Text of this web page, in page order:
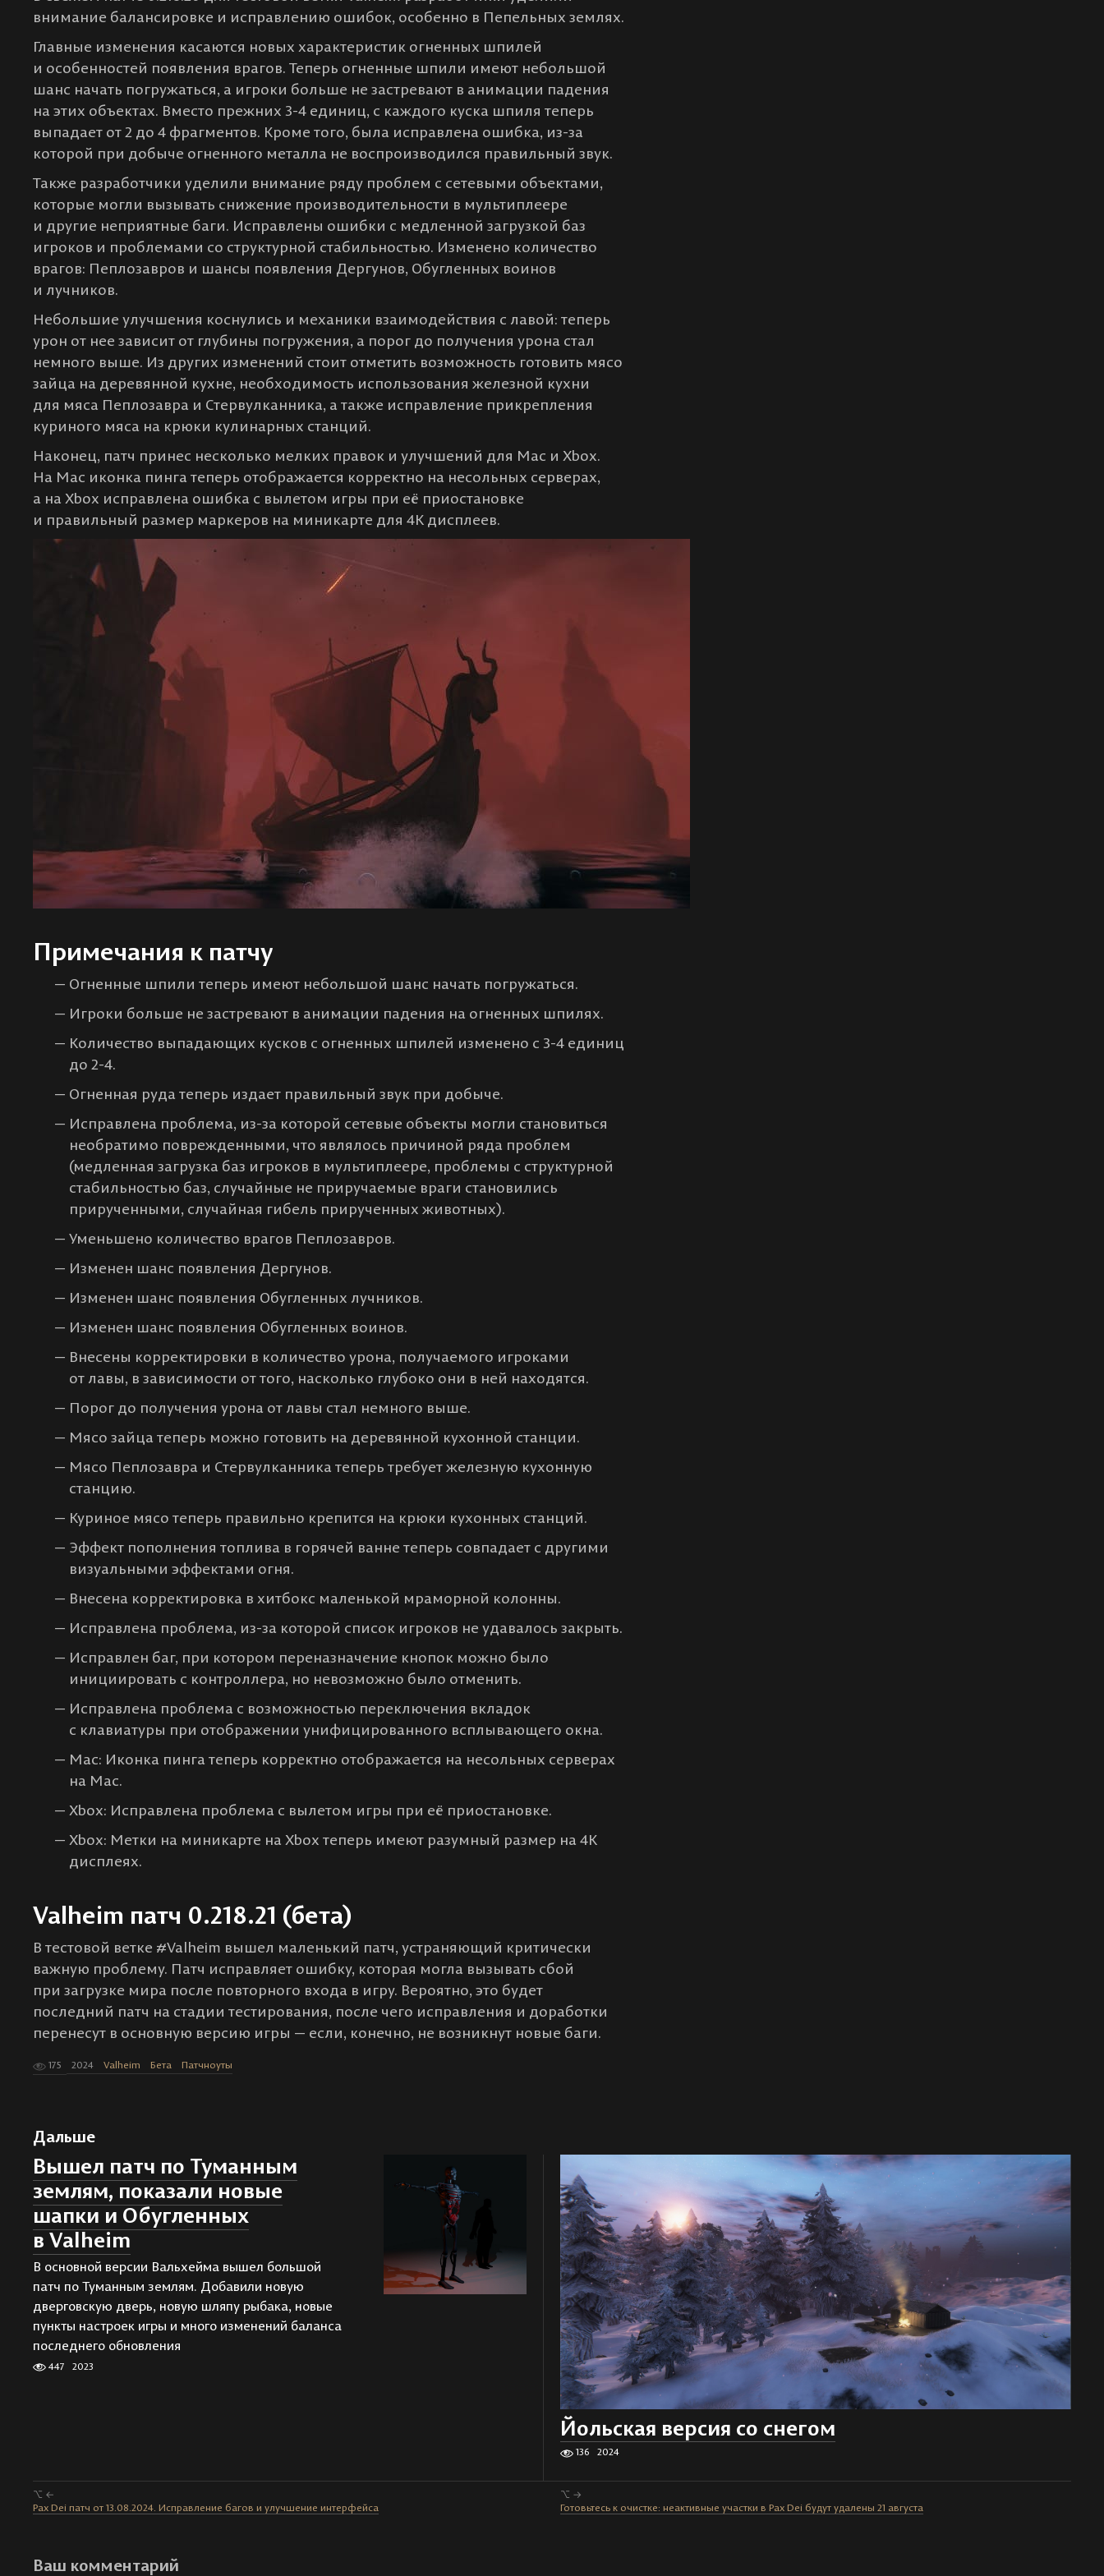
внимание балансировке и исправлению ошибок, особенно в Пепельных землях.
Главные изменения касаются новых характеристик огненных шпилей
и особенностей появления врагов. Теперь огненные шпили имеют небольшой
шанс начать погружаться, а игроки больше не застревают в анимации падения
на этих объектах. Вместо прежних 3-4 единиц, с каждого куска шпиля теперь
выпадает от 2 до 4 фрагментов. Кроме того, была исправлена ошибка, из-за
которой при добыче огненного металла не воспроизводился правильный звук.
Также разработчики уделили внимание ряду проблем с сетевыми объектами,
которые могли вызывать снижение производительности в мультиплеере
и другие неприятные баги. Исправлены ошибки с медленной загрузкой баз
игроков и проблемами со структурной стабильностью. Изменено количество
врагов: Пеплозавров и шансы появления Дергунов, Обугленных воинов
и лучников.
Небольшие улучшения коснулись и механики взаимодействия с лавой: теперь
урон от нее зависит от глубины погружения, а порог до получения урона стал
немного выше. Из других изменений стоит отметить возможность готовить мясо
зайца на деревянной кухне, необходимость использования железной кухни
для мяса Пеплозавра и Стервулканника, а также исправление прикрепления
куриного мяса на крюки кулинарных станций.
Наконец, патч принес несколько мелких правок и улучшений для Mac и Xbox.
На Mac иконка пинга теперь отображается корректно на несольных серверах,
а на Xbox исправлена ошибка с вылетом игры при её приостановке
и правильный размер маркеров на миникарте для 4K дисплеев.
Примечания к патчу
Огненные шпили теперь имеют небольшой шанс начать погружаться.
Игроки больше не застревают в анимации падения на огненных шпилях.
Количество выпадающих кусков с огненных шпилей изменено с 3-4 единиц
до 2-4.
Огненная руда теперь издает правильный звук при добыче.
Исправлена проблема, из-за которой сетевые объекты могли становиться
необратимо поврежденными, что являлось причиной ряда проблем
(медленная загрузка баз игроков в мультиплеере, проблемы с структурной
стабильностью баз, случайные не приручаемые враги становились
прирученными, случайная гибель прирученных животных).
Уменьшено количество врагов Пеплозавров.
Изменен шанс появления Дергунов.
Изменен шанс появления Обугленных лучников.
Изменен шанс появления Обугленных воинов.
Внесены корректировки в количество урона, получаемого игроками
от лавы, в зависимости от того, насколько глубоко они в ней находятся.
Порог до получения урона от лавы стал немного выше.
Мясо зайца теперь можно готовить на деревянной кухонной станции.
Мясо Пеплозавра и Стервулканника теперь требует железную кухонную
станцию.
Куриное мясо теперь правильно крепится на крюки кухонных станций.
Эффект пополнения топлива в горячей ванне теперь совпадает с другими
визуальными эффектами огня.
Внесена корректировка в хитбокс маленькой мраморной колонны.
Исправлена проблема, из-за которой список игроков не удавалось закрыть.
Исправлен баг, при котором переназначение кнопок можно было
инициировать с контроллера, но невозможно было отменить.
Исправлена проблема с возможностью переключения вкладок
с клавиатуры при отображении унифицированного всплывающего окна.
Mac: Иконка пинга теперь корректно отображается на несольных серверах
на Mac.
Xbox: Исправлена проблема с вылетом игры при её приостановке.
Xbox: Метки на миникарте на Xbox теперь имеют разумный размер на 4K
дисплеях.
Valheim патч 0.218.21 (бета)
В тестовой ветке #Valheim вышел маленький патч, устраняющий критически
важную проблему. Патч исправляет ошибку, которая могла вызывать сбой
при загрузке мира после повторного входа в игру. Вероятно, это будет
последний патч на стадии тестирования, после чего исправления и доработки
перенесут в основную версию игры — если, конечно, не возникнут новые баги.
175 2024 Valheim Бета Патчноуты
Дальше
Вышел патч по Туманным
землям, показали новые
шапки и Обугленных
в Valheim
В основной версии Вальхейма вышел большой
патч по Туманным землям. Добавили новую
дверговскую дверь, новую шляпу рыбака, новые
пункты настроек игры и много изменений баланса
последнего обновления
447 2023
Йольская версия со снегом
136 2024
⌥ ←
Pax Dei патч от 13.08.2024. Исправление багов и улучшение интерфейса
⌥ →
Готовьтесь к очистке: неактивные участки в Pax Dei будут удалены 21 августа
Ваш комментарий